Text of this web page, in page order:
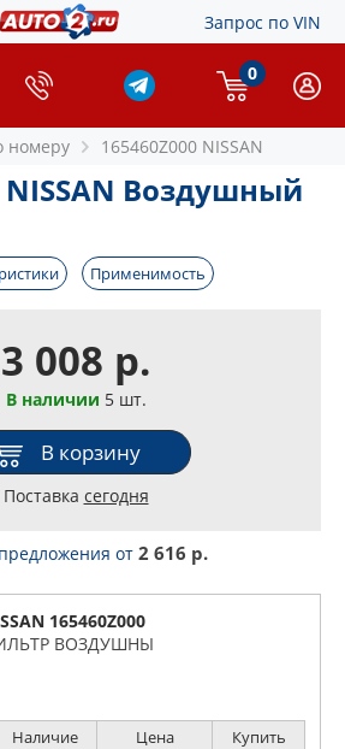
Запрос по VIN
0
номеру 165460Z000 NISSAN
NISSAN Воздушный
Применимость
3 008 р.
В наличии 5 шт.
В корзину
Поставка сегодня
от 2 616 р.
165460Z000
ВОЗДУШНЫ
Наличие Цена Купить